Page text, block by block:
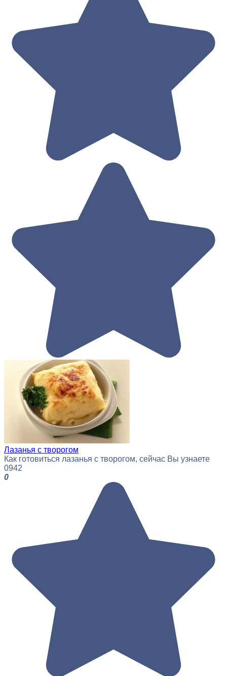
Лазанья с творогом
Как готовиться лазанья с творогом, сейчас Вы узнаете
0942
0